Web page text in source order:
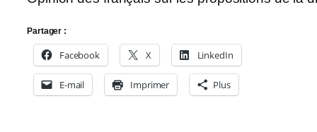
Partager :
Facebook X LinkedIn
E-mail Imprimer Plus